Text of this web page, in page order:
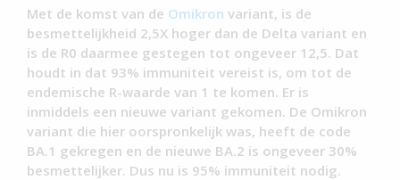
Met de komst van de Omikron variant, is de
besmettelijkheid 2,5X hoger dan de Delta variant en
is de R0 daarmee gestegen tot ongeveer 12,5. Dat
houdt in dat 93% immuniteit vereist is, om tot de
endemische R-waarde van 1 te komen. Er is
inmiddels een nieuwe variant gekomen. De Omikron
variant die hier oorspronkelijk was, heeft de code
BA.1 gekregen en de nieuwe BA.2 is ongeveer 30%
besmettelijker. Dus nu is 95% immuniteit nodig.